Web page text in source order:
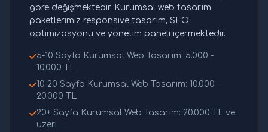
göre değişmektedir. Kurumsal web tasarım
paketlerimiz responsive tasarım, SEO
optimizasyonu ve yönetim paneli içermektedir.
5-10 Sayfa Kurumsal Web Tasarım: 5.000 -
10.000 TL
10-20 Sayfa Kurumsal Web Tasarım: 10.000 -
20.000 TL
20+ Sayfa Kurumsal Web Tasarım: 20.000 TL ve
üzeri